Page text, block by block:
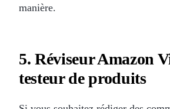
manière.
5. Réviseur Amazon
testeur de produits